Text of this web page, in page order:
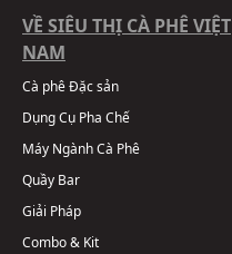
VỀ SIÊU THỊ CÀ PHÊ VIỆT
NAM
Cà phê Đặc sản
Dụng Cụ Pha Chế
Máy Ngành Cà Phê
Quầy Bar
Giải Pháp
Combo & Kit